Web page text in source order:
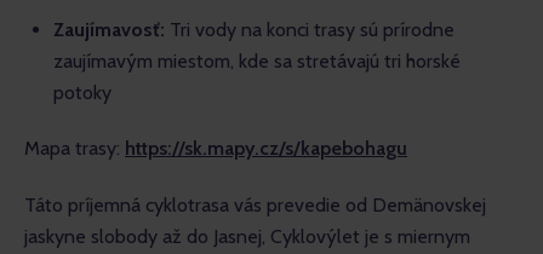
Zaujímavosť: Tri vody na konci trasy sú prírodne
zaujímavým miestom, kde sa stretávajú tri horské
potoky
Mapa trasy: https://sk.mapy.cz/s/kapebohagu
Táto príjemná cyklotrasa vás prevedie od Demänovskej
jaskyne slobody až do Jasnej, Cyklovýlet je s miernym